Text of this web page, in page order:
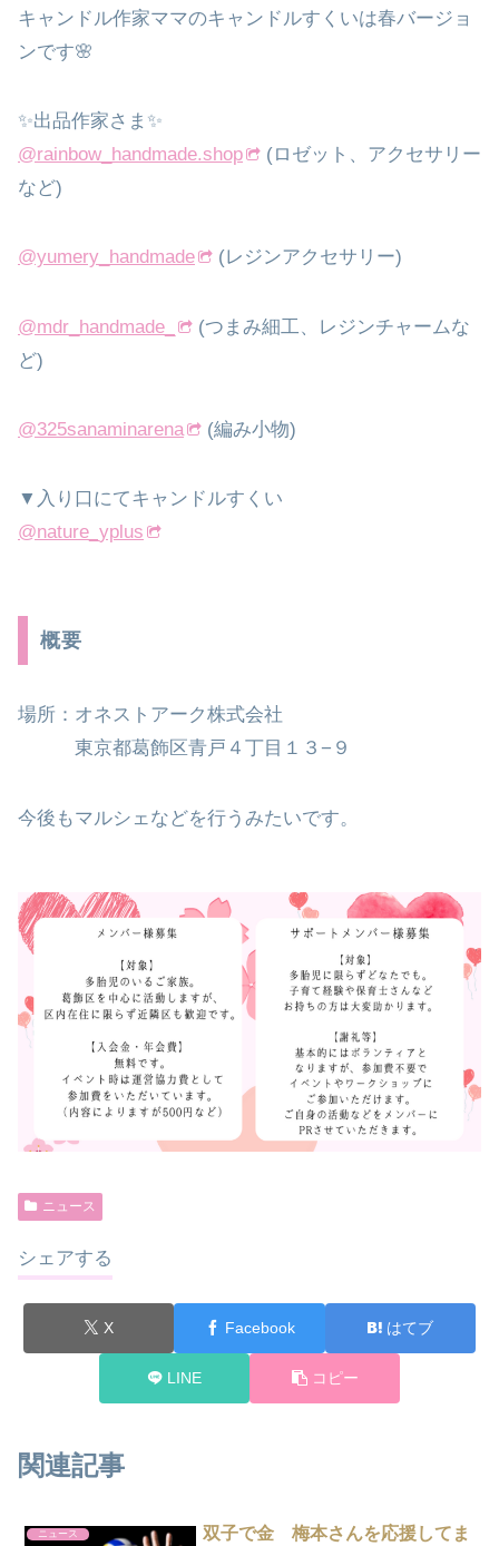
キャンドル作家ママのキャンドルすくいは春バージョ
ンです🌸
✨出品作家さま✨
@rainbow_handmade.shop
(ロゼット、アクセサリー
など)
@yumery_handmade (レジンアクセサリー)
@mdr_handmade_
(つまみ細工、レジンチャームな
ど)
@325sanaminarena (編み小物)
▼入り口にてキャンドルすくい
@nature_yplus
概要
場所：オネストアーク株式会社
東京都葛飾区青戸４丁目１３−９
今後もマルシェなどを行うみたいです。
ニュース
シェアする
X Facebook はてブ
LINE コピー
関連記事
ニュース
双子で金 梅本さんを応援してま